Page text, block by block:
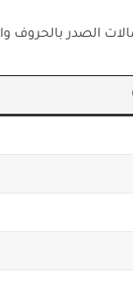
الصدر بالحروف